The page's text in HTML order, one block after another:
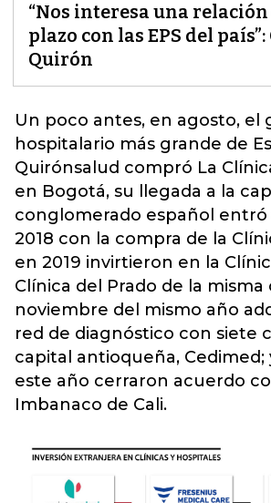
“Nos interesa una
plazo con las EPS del
Quirón
Un poco antes, en agosto, el
hospitalario más grande de
Quirónsalud compró La
en Bogotá, su llegada a la
conglomerado español entró
2018 con la compra de la
en 2019 invirtieron en la
Clínica del Prado de la misma
noviembre del mismo año
red de diagnóstico con siete
capital antioqueña, Cedimed;
este año cerraron acuerdo
Imbanaco de Cali.